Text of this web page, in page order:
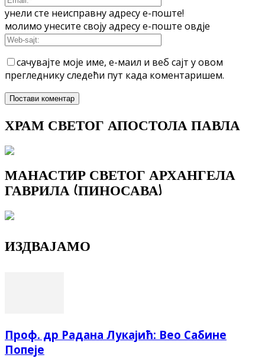
унели сте неисправну адресу е-поште!
молимо унесите своју адресу е-поште овдје
сачувајте моје име, е-маил и веб сајт у овом
прегледнику следећи пут када коментаришем.
ХРАМ СВЕТОГ АПОСТОЛА ПАВЛА
МАНАСТИР СВЕТОГ АРХАНГЕЛА
ГАВРИЛА (ПИНОСАВА)
ИЗДВАЈАМО
Проф. др Радана Лукајић: Вео Сабине
Попеје